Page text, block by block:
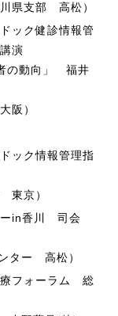
県支部 高松）
ック健診情報管
演
の動向」 福井
阪）
ック情報管理指
東京）
ーin香川 司会
ター 高松）
療フォーラム 総